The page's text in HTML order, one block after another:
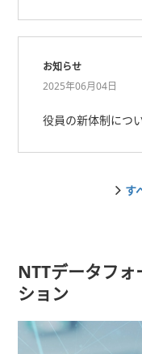
お知らせ
2025年06月04日
役員の新体制につ
す
NTTデータフ
ション